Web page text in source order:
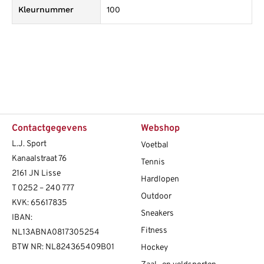
Kleurnummer 100
Contactgegevens
L.J. Sport
Kanaalstraat 76
2161 JN Lisse
T 0252 – 240 777
KVK: 65617835
IBAN:
NL13ABNA0817305254
BTW NR: NL824365409B01
Webshop
Voetbal
Tennis
Hardlopen
Outdoor
Sneakers
Fitness
Hockey